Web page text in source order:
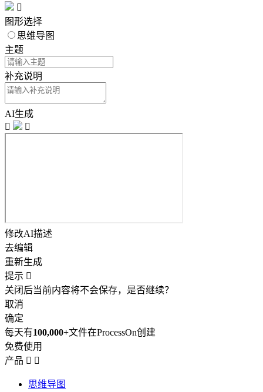

图形选择
思维导图
主题
补充说明
AI生成


修改AI描述
去编辑
重新生成
提示 
关闭后当前内容将不会保存，是否继续？
取消
确定
每天有100,000+文件在ProcessOn创建
免费使用
产品  
思维导图